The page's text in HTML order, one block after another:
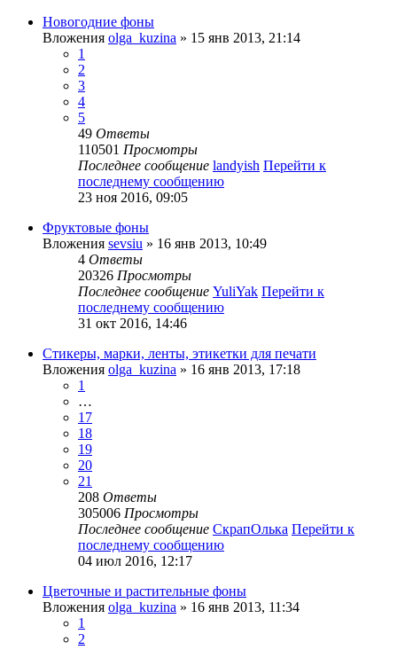
Новогодние фоны
Вложения olga_kuzina » 15 янв 2013, 21:14
1
2
3
4
5
49 Ответы
110501 Просмотры
Последнее сообщение landyish Перейти к
последнему сообщению
23 ноя 2016, 09:05
Фруктовые фоны
Вложения sevsiu » 16 янв 2013, 10:49
4 Ответы
20326 Просмотры
Последнее сообщение YuliYak Перейти к
последнему сообщению
31 окт 2016, 14:46
Стикеры, марки, ленты, этикетки для печати
Вложения olga_kuzina » 16 янв 2013, 17:18
1
…
17
18
19
20
21
208 Ответы
305006 Просмотры
Последнее сообщение СкрапОлька Перейти к
последнему сообщению
04 июл 2016, 12:17
Цветочные и растительные фоны
Вложения olga_kuzina » 16 янв 2013, 11:34
1
2